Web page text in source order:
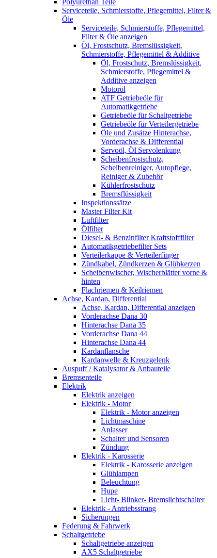
Serviceteile, Schmierstoffe, Pflegemittel, Filter &
Öle
Serviceteile, Schmierstoffe, Pflegemittel,
Filter & Öle anzeigen
Öl, Frostschutz, Bremslüssigkeit,
Schmierstoffe, Pflegemittel & Additive
Öl, Frostschutz, Bremslüssigkeit,
Schmierstoffe, Pflegemittel &
Additive anzeigen
Motoröl
ATF Getriebeöle für
Automatikgetriebe
Getriebeöle für Schaltgetriebe
Getriebeöle für Verteilergetriebe
Öle und Zusätze Hinterachse,
Vorderachse & Differential
Servoöl, Öl Servolenkung
Scheibenfrostschutz,
Scheibenreiniger, Autopflege,
Reiniger & Zubehör
Kühlerfrostschutz
Bremsflüssigkeit
Inspektionssätze
Master Filter Kit
Luftfilter
Ölfilter
Diesel- & Benzinfilter Kraftstofffilter
Automatikgetriebefilter Sets
Verteilerkappe & Verteilerfinger
Zündkabel, Zündkerzen & Glühkerzen
Scheibenwischer, Wischerblätter vorne &
hinten
Flachriemen & Keilriemen
Achse, Kardan, Differential
Achse, Kardan, Differential anzeigen
Vorderachse Dana 30
Hinterachse Dana 35
Vorderachse Dana 44
Hinterachse Dana 44
Kardanflansche
Kardanwelle & Kreuzgelenk
Auspuff / Katalysator & Anbauteile
Bremsenteile
Elektrik
Elektrik anzeigen
Elektrik - Motor
Elektrik - Motor anzeigen
Lichtmaschine
Anlasser
Schalter und Sensoren
Zündung
Elektrik - Karosserie
Elektrik - Karosserie anzeigen
Glühlampen
Beleuchtung
Hupe
Licht- Blinker- Bremslichtschalter
Elektrik - Antriebsstrang
Sicherungen
Federung & Fahrwerk
Schaltgetriebe
Schaltgetriebe anzeigen
AX5 Schaltgetriebe